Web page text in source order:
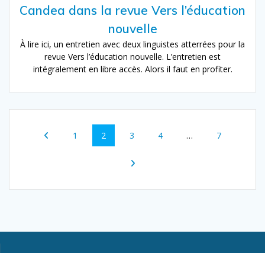
Candea dans la revue Vers l’éducation
nouvelle
À lire ici, un entretien avec deux linguistes atterrées pour la
revue Vers l’éducation nouvelle. L’entretien est
intégralement en libre accès. Alors il faut en profiter.
Navigation
des
Page
1 Page
2 Page
3 Page
4 … Page
7